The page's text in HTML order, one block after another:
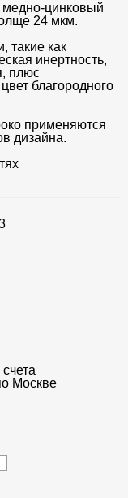
медно-цинковый
24 мкм.
такие как
инертность,
плюс
благородного
применяются
дизайна.
Москве